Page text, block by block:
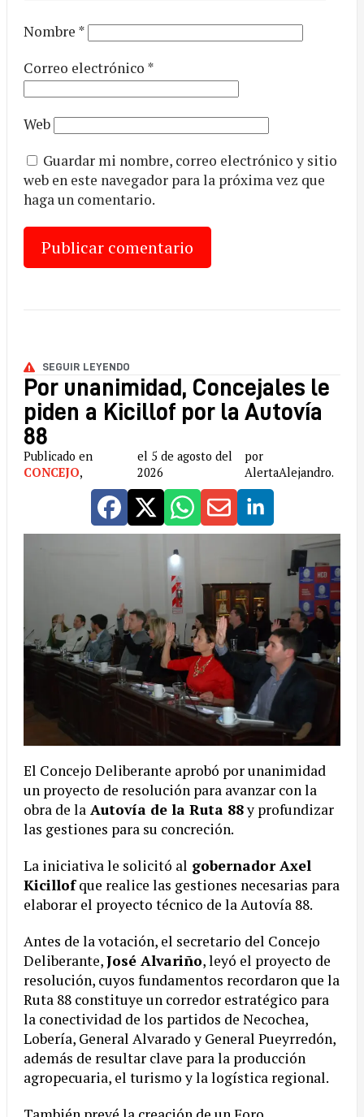
Nombre *
Correo electrónico *
Web
Guardar mi nombre, correo electrónico y sitio
web en este navegador para la próxima vez que
haga un comentario.
SEGUIR LEYENDO
Por unanimidad, Concejales le
piden a Kicillof por la Autovía
88
Publicado en
CONCEJO,
el 5 de agosto del
2026
por
AlertaAlejandro.
El Concejo Deliberante aprobó por unanimidad
un proyecto de resolución para avanzar con la
obra de la Autovía de la Ruta 88y profundizar
las gestiones para su concreción.
La iniciativa le solicitó al gobernador Axel
Kicillofque realice las gestiones necesarias para
elaborar el proyecto técnico de la Autovía 88.
Antes de la votación, el secretario del Concejo
Deliberante,José Alvariño, leyó el proyecto de
resolución, cuyos fundamentos recordaron que la
Ruta 88 constituye un corredor estratégico para
la conectividad de los partidos de Necochea,
Lobería, General Alvarado y General Pueyrredón,
además de resultar clave para la producción
agropecuaria, el turismo y la logística regional.